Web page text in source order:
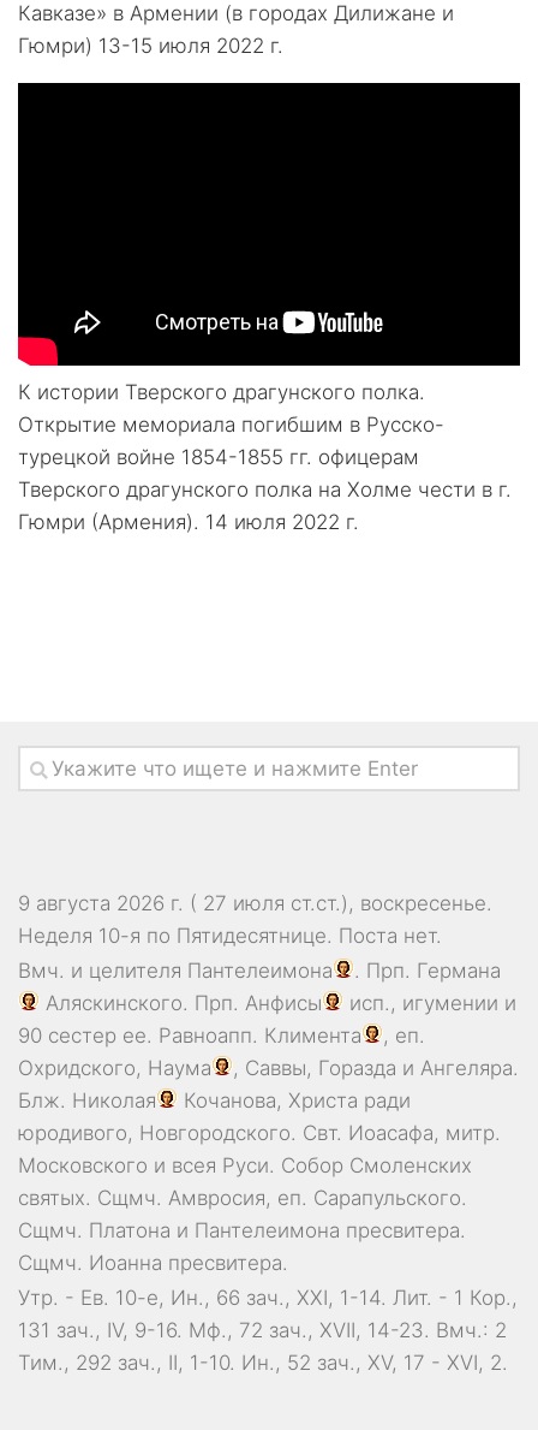
Кавказе» в Армении (в городах Дилижане и
Гюмри) 13-15 июля 2022 г.
К истории Тверского драгунского полка.
Открытие мемориала погибшим в Русско-
турецкой войне 1854-1855 гг. офицерам
Тверского драгунского полка на Холме чести в г.
Гюмри (Армения). 14 июля 2022 г.
9 августа 2026 г. ( 27 июля ст.ст.), воскресенье.
Неделя 10-я по Пятидесятнице. Поста нет.
Вмч. и целителя Пантелеимона . Прп. Германа
Аляскинского. Прп. Анфисы
исп., игумении и
90 сестер ее. Равноапп. Климента
, еп.
Охридского, Наума , Саввы, Горазда и Ангеляра.
Блж. Николая
Кочанова, Христа ради
юродивого, Новгородского. Свт. Иоасафа, митр.
Московского и всея Руси. Собор Смоленских
святых. Сщмч. Амвросия, еп. Сарапульского.
Сщмч. Платона и Пантелеимона пресвитера.
Сщмч. Иоанна пресвитера.
Утр. - Ев. 10-е, Ин., 66 зач., XXI, 1-14. Лит. - 1 Кор.,
131 зач., IV, 9-16. Мф., 72 зач., XVII, 14-23. Вмч.: 2
Тим., 292 зач., II, 1-10. Ин., 52 зач., XV, 17 - XVI, 2.